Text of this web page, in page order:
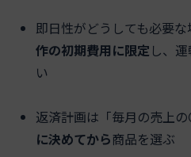
即日性がどうしても必要
作の初期費用に限定 し、
い
返済計画は「毎月の売上
に決めてから商品を選ぶ